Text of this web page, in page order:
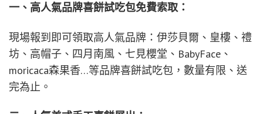
一、高人氣品牌喜餅試吃包免費索取：
現場報到即可領取高人氣品牌：伊莎貝爾、皇樓、禮
坊、高帽子、四月南風、七見櫻堂、BabyFace、
moricaca森果香…等品牌喜餅試吃包，數量有限、送
完為止。